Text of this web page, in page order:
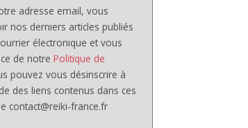
adresse email, vous
nos derniers articles publiés
électronique et vous
de notre Politique de
pouvez vous désinscrire à
des liens contenus dans ces
contact@reiki-france.fr